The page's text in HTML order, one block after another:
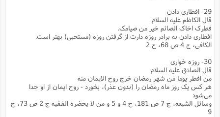
29- افطاری دادن
قال الکاظم علیه السلام
فطرک اخاک الصائم خیر من صیامک.
افطاری دادن به برادر روزه دارت از گرفتن روزه (مستحبی) بهتر است.
الکافی، ج 4 ص 68، ح 2
30- روزه خواری
قال الصادق علیه السلام
من افطر یوما من شهر رمضان خرج روح الایمان منه
هر کس یک روز ماه رمضان را (بدون عذر)، بخورد - روح ایمان از او جدا
می‌شود
وسائل الشیعه، ج 7 ص 181، ح 4 و 5 و من لا یحضره الفقیه ج 2 ص 73، ح
9